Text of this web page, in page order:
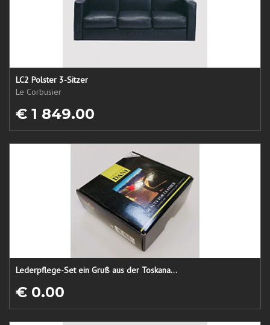
LC2 Polster 3-Sitzer
Le Corbusier
€ 1 849.00
Lederpflege-Set ein Gruß aus der Toskana...
€ 0.00